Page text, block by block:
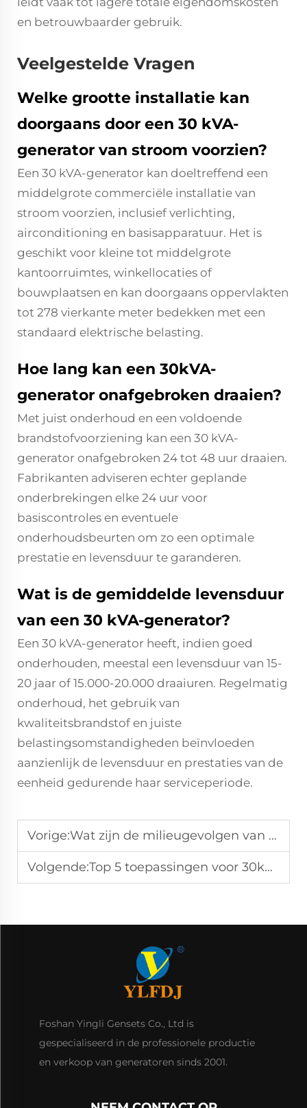
en betrouwbaarder gebruik.
Veelgestelde Vragen
Welke grootte installatie kan
doorgaans door een 30 kVA-
generator van stroom voorzien?
Een 30 kVA-generator kan doeltreffend een
middelgrote commerciële installatie van
stroom voorzien, inclusief verlichting,
airconditioning en basisapparatuur. Het is
geschikt voor kleine tot middelgrote
kantoorruimtes, winkellocaties of
bouwplaatsen en kan doorgaans oppervlakten
tot 278 vierkante meter bedekken met een
standaard elektrische belasting.
Hoe lang kan een 30kVA-
generator onafgebroken draaien?
Met juist onderhoud en een voldoende
brandstofvoorziening kan een 30 kVA-
generator onafgebroken 24 tot 48 uur draaien.
Fabrikanten adviseren echter geplande
onderbrekingen elke 24 uur voor
basiscontroles en eventuele
onderhoudsbeurten om zo een optimale
prestatie en levensduur te garanderen.
Wat is de gemiddelde levensduur
van een 30 kVA-generator?
Een 30 kVA-generator heeft, indien goed
onderhouden, meestal een levensduur van 15-
20 jaar of 15.000-20.000 draaiuren. Regelmatig
onderhoud, het gebruik van
kwaliteitsbrandstof en juiste
belastingsomstandigheden beïnvloeden
aanzienlijk de levensduur en prestaties van de
eenheid gedurende haar serviceperiode.
Vorige:Wat zijn de milieugevolgen van het gebruik van dieselelektriciteitscentrales en hoe kunnen deze worden geminimaliseerd?
Volgende:Top 5 toepassingen voor 30kVA-generator in commerciële gebouwen
Foshan Yingli Gensets Co., Ltd is
gespecialiseerd in de professionele productie
en verkoop van generatoren sinds 2001.